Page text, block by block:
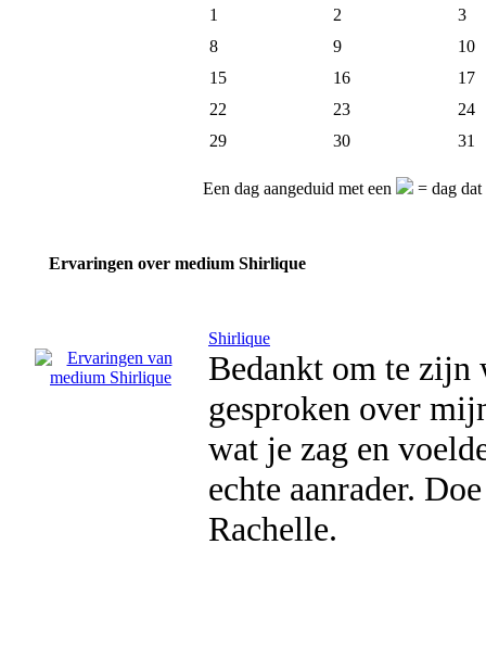
1
2
3
8
9
10
15
16
17
22
23
24
29
30 31
Een dag aangeduid met een = dag
Ervaringen over medium Shirlique
Shirlique
Bedankt om te
gesproken over
wat je zag en
echte aanrader.
Rachelle.